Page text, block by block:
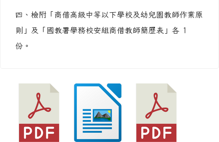
四、檢附「商借高級中等以下學校及幼兒園教師作業原
則」及「國教署學務校安組商借教師簡歷表」各 1
份。